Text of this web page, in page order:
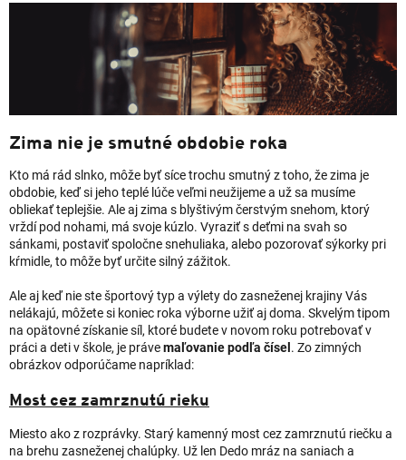
Zima nie je smutné obdobie roka
Kto má rád slnko, môže byť síce trochu smutný z toho, že zima je
obdobie, keď si jeho teplé lúče veľmi neužijeme a už sa musíme
obliekať teplejšie. Ale aj zima s blyštivým čerstvým snehom, ktorý
vrždí pod nohami, má svoje kúzlo. Vyraziť s deťmi na svah so
sánkami, postaviť spoločne snehuliaka, alebo pozorovať sýkorky pri
kŕmidle, to môže byť určite silný zážitok.
Ale aj keď nie ste športový typ a výlety do zasneženej krajiny Vás
nelákajú, môžete si koniec roka výborne užiť aj doma. Skvelým tipom
na opätovné získanie síl, ktoré budete v novom roku potrebovať v
práci a deti v škole, je právemaľovanie podľa čísel . Zo zimných
obrázkov odporúčame napríklad:
Most cez zamrznutú rieku
Miesto ako z rozprávky. Starý kamenný most cez zamrznutú riečku a
na brehu zasneženej chalúpky. Už len Dedo mráz na saniach a